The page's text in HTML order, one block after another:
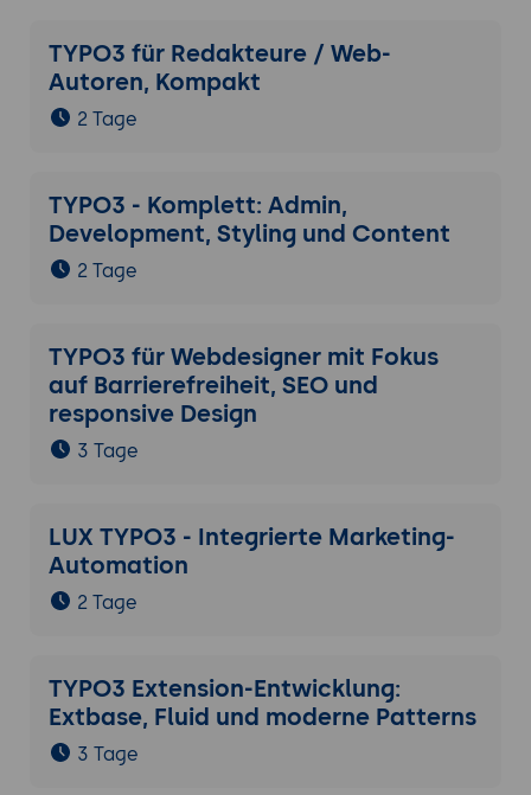
TYPO3 für Redakteure / Web-
Autoren, Kompakt
2 Tage
TYPO3 - Komplett: Admin,
Development, Styling und Content
2 Tage
TYPO3 für Webdesigner mit Fokus
auf Barrierefreiheit, SEO und
responsive Design
3 Tage
LUX TYPO3 - Integrierte Marketing-
Automation
2 Tage
TYPO3 Extension-Entwicklung:
Extbase, Fluid und moderne Patterns
3 Tage